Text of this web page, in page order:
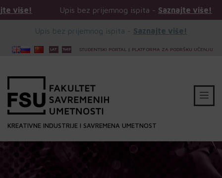
Upis bez prijemnog ispita -Saznajte više! Upis bez
Upis bez prijemnog ispita - Saznajte više!
STUDENTSKI PORTAL | PLATFORMA ZA PODRŠKU UČENJU
KREATIVNE INDUSTRIJE I SAVREMENA UMETNOST